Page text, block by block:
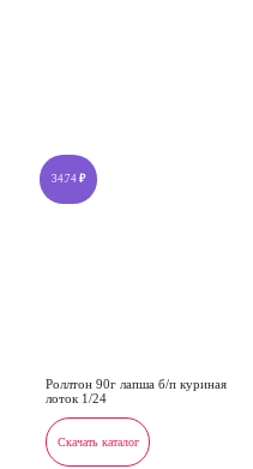
34.74 ₽
Роллтон 90г лапша б/п куриная
лоток 1/24
Скачать каталог